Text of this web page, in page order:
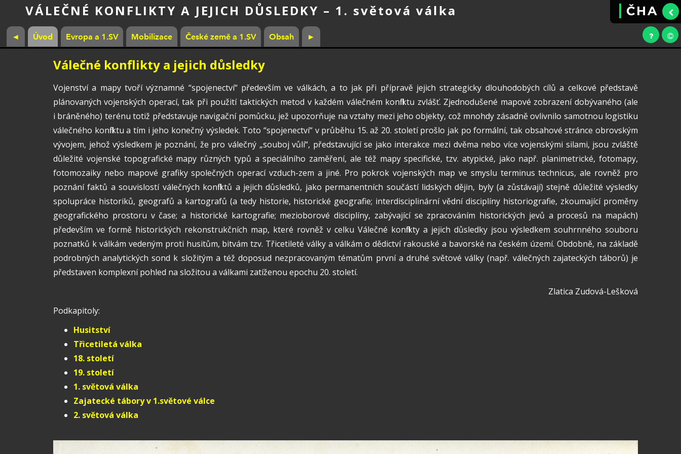
ČHA
VÁLEČNÉ KONFLIKTY A JEJICH DŮSLEDKY – 1. světová válka
◄ Úvod Evropa a 1.SV Mobilizace České země a 1.SV Obsah ►
Válečné konflikty a jejich důsledky
Vojenství a mapy tvoří významné “spojenectví“ především ve válkách, a to jak při přípravě jejich strategicky dlouhodobých cílů a celkové představě
plánovaných vojenských operací, tak při použití taktických metod v každém válečném konfliktu zvlášť. Zjednodušené mapové zobrazení dobývaného (ale
i bráněného) terénu totiž představuje navigační pomůcku, jež upozorňuje na vztahy mezi jeho objekty, což mnohdy zásadně ovlivnilo samotnou logistiku
válečného konfliktu a tím i jeho konečný výsledek. Toto “spojenectví“ v průběhu 15. až 20. století prošlo jak po formální, tak obsahové stránce obrovským
vývojem, jehož výsledkem je poznání, že pro válečný „souboj vůlí“, představující se jako interakce mezi dvěma nebo více vojenskými silami, jsou zvláště
důležité vojenské topografické mapy různých typů a speciálního zaměření, ale též mapy specifické, tzv. atypické, jako např. planimetrické, fotomapy,
fotomozaiky nebo mapové grafiky společných operací vzduch-zem a jiné. Pro pokrok vojenských map ve smyslu terminus technicus, ale rovněž pro
poznání faktů a souvislostí válečných konfliktů a jejich důsledků, jako permanentních součástí lidských dějin, byly (a zůstávají) stejně důležité výsledky
spolupráce historiků, geografů a kartografů (a tedy historie, historické geografie; interdisciplinární vědní disciplíny historiografie, zkoumající proměny
geografického prostoru v čase; a historické kartografie; mezioborové disciplíny, zabývající se zpracováním historických jevů a procesů na mapách)
především ve formě historických rekonstrukčních map, které rovněž v celku Válečné konflikty a jejich důsledky jsou výsledkem souhrnného souboru
poznatků k válkám vedeným proti husitům, bitvám tzv. Třicetileté války a válkám o dědictví rakouské a bavorské na českém území. Obdobně, na základě
podrobných analytických sond k složitým a též doposud nezpracovaným tématům první a druhé světové války (např. válečných zajateckých táborů) je
představen komplexní pohled na složitou a válkami zatíženou epochu 20. století.
Zlatica Zudová-Lešková
Podkapitoly:
Husitství
Třicetiletá válka
18. století
19. století
1. světová válka
Zajatecké tábory v 1.světové válce
2. světová válka